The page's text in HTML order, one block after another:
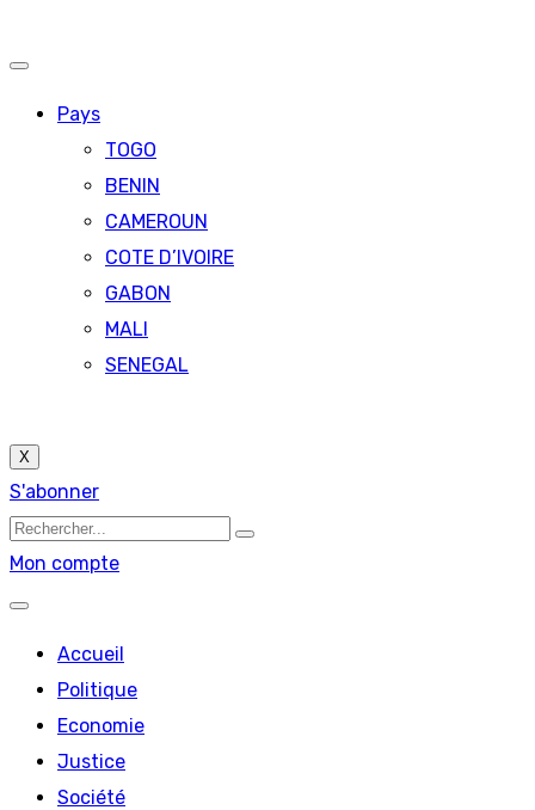
Pays
TOGO
BENIN
CAMEROUN
COTE D’IVOIRE
GABON
MALI
SENEGAL
X
S'abonner
Mon compte
Accueil
Politique
Economie
Justice
Société